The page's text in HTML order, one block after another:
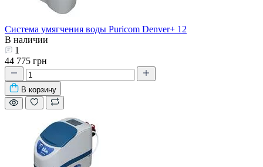
Система умягчения воды Puricom Denver+ 12
В наличии
1
44 775 грн
В корзину